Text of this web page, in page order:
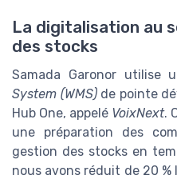
La digitalisation au
des stocks
Samada Garonor utilise
System (WMS)de pointe
Hub One, appelé VoixNext.
une préparation des
gestion des stocks en
nous avons réduit de 20